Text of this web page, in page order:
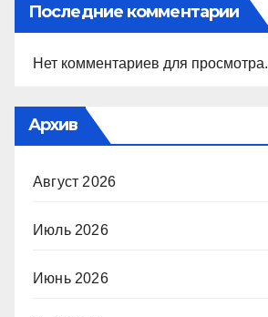
Последние комментарии
Нет комментариев для просмотра.
Архив
Август 2026
Июль 2026
Июнь 2026